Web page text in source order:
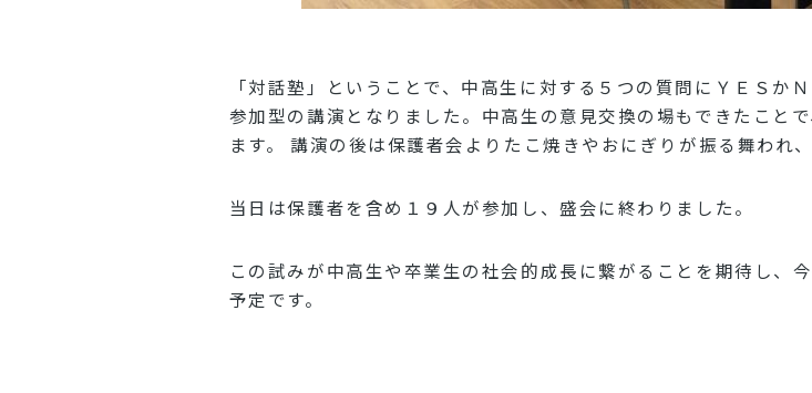
「対話塾」ということで、中高生に対する５つの質問にＹＥＳか
参加型の講演となりました。中高生の意見交換の場もできたこと
ます。 講演の後は保護者会よりたこ焼きやおにぎりが振る舞われ
当日は保護者を含め１９人が参加し、盛会に終わりました。
この試みが中高生や卒業生の社会的成長に繋がることを期待し、
予定です。